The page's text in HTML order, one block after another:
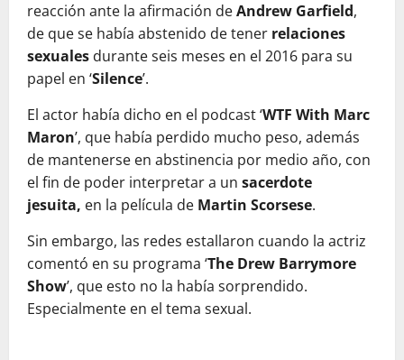
reacción ante la afirmación deAndrew Garfield,
de que se había abstenido de tener relaciones
sexuales durante seis meses en el 2016 para su
papel en ‘Silence’.
El actor había dicho en el podcast ‘WTF With Marc
Maron’, que había perdido mucho peso, además
de mantenerse en abstinencia por medio año, con
el fin de poder interpretar a un sacerdote
jesuita, en la película de Martin Scorsese.
Sin embargo, las redes estallaron cuando la actriz
comentó en su programa ‘The Drew Barrymore
Show’, que esto no la había sorprendido.
Especialmente en el tema sexual.